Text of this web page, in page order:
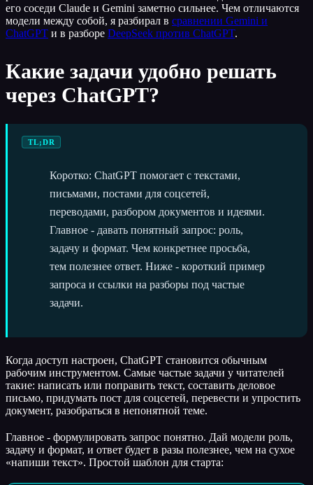
его соседи Claude и Gemini заметно сильнее. Чем отличаются
модели между собой, я разбирал в сравнении Gemini и
ChatGPT и в разборе DeepSeek против ChatGPT.
Какие задачи удобно решать
через ChatGPT?
TL;DR
Коротко: ChatGPT помогает с текстами,
письмами, постами для соцсетей,
переводами, разбором документов и идеями.
Главное - давать понятный запрос: роль,
задачу и формат. Чем конкретнее просьба,
тем полезнее ответ. Ниже - короткий пример
запроса и ссылки на разборы под частые
задачи.
Когда доступ настроен, ChatGPT становится обычным
рабочим инструментом. Самые частые задачи у читателей
такие: написать или поправить текст, составить деловое
письмо, придумать пост для соцсетей, перевести и упростить
документ, разобраться в непонятной теме.
Главное - формулировать запрос понятно. Дай модели роль,
задачу и формат, и ответ будет в разы полезнее, чем на сухое
«напиши текст». Простой шаблон для старта: